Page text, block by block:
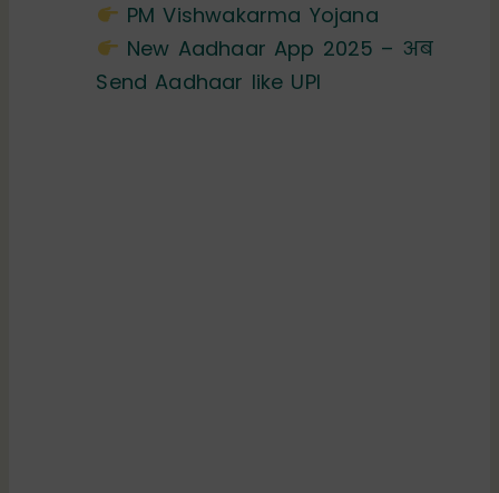
PM Vishwakarma Yojana
New Aadhaar App 2025 – अब
Send Aadhaar like UPI